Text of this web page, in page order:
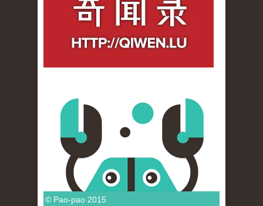
© Pao-pao 2015